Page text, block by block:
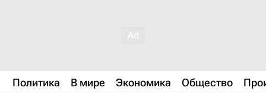
Политика В мире Экономика Общество